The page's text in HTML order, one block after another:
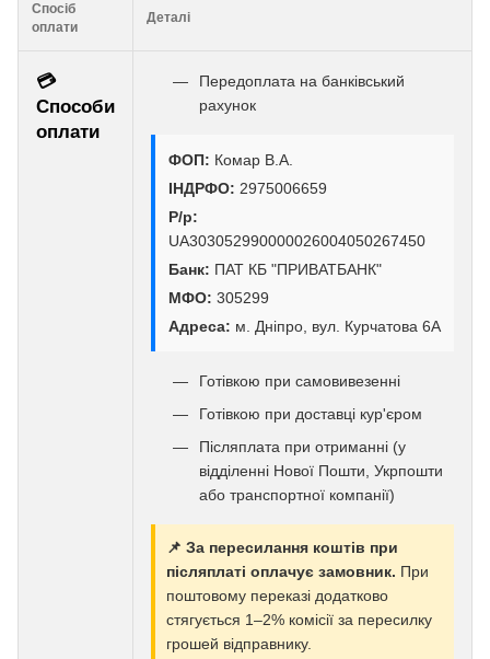
Спосіб
оплати
Деталі
💳
Способи
оплати
Передоплата на банківський
рахунок
ФОП: Комар В.А.
ІНДРФО: 2975006659
Р/р:
UA303052990000026004050267450
Банк: ПАТ КБ "ПРИВАТБАНК"
МФО: 305299
Адреса: м. Дніпро, вул. Курчатова 6А
Готівкою при самовивезенні
Готівкою при доставці кур'єром
Післяплата при отриманні (у
відділенні Нової Пошти, Укрпошти
або транспортної компанії)
📌 За пересилання коштів при
післяплаті оплачує замовник. При
поштовому переказі додатково
стягується 1–2% комісії за пересилку
грошей відправнику.